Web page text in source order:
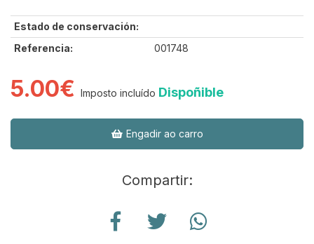
Estado de conservación:
Referencia:
001748
5.00€ Imposto incluído Dispoñible
Engadir ao carro
Compartir: